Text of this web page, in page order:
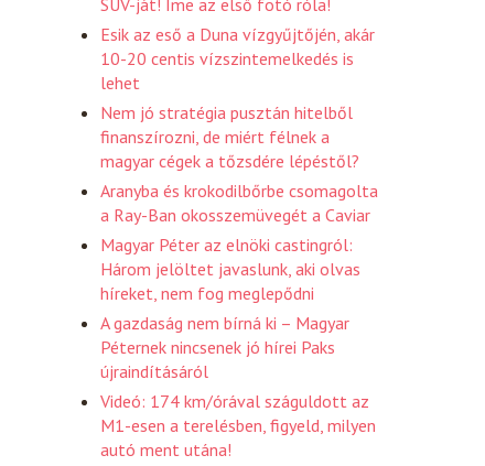
Esik az eső a Duna vízgyűjtőjén, akár
10-20 centis vízszintemelkedés is
lehet
Nem jó stratégia pusztán hitelből
finanszírozni, de miért félnek a
magyar cégek a tőzsdére lépéstől?
Aranyba és krokodilbőrbe csomagolta
a Ray-Ban okosszemüvegét a Caviar
Magyar Péter az elnöki castingról:
Három jelöltet javaslunk, aki olvas
híreket, nem fog meglepődni
A gazdaság nem bírná ki – Magyar
Péternek nincsenek jó hírei Paks
újraindításáról
Videó: 174 km/órával száguldott az
M1-esen a terelésben, figyeld, milyen
autó ment utána!